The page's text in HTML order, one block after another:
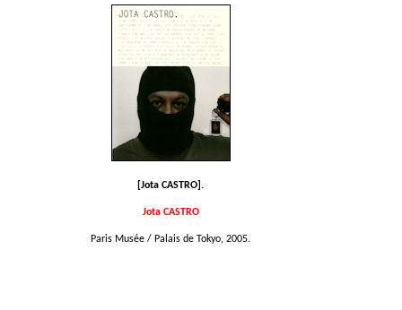
[Jota CASTRO].
Jota CASTRO
Paris Musée / Palais de Tokyo, 2005.